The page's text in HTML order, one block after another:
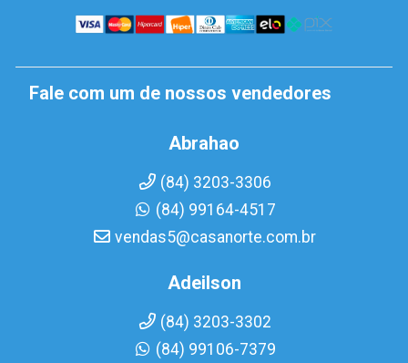
Fale com um de nossos vendedores
Abrahao
(84) 3203-3306
(84) 99164-4517
vendas5@casanorte.com.br
Adeilson
(84) 3203-3302
(84) 99106-7379